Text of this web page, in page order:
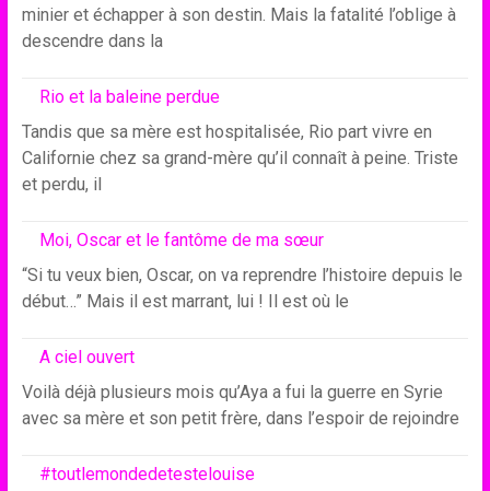
minier et échapper à son destin. Mais la fatalité l’oblige à
descendre dans la
Rio et la baleine perdue
Tandis que sa mère est hospitalisée, Rio part vivre en
Californie chez sa grand-mère qu’il connaît à peine. Triste
et perdu, il
Moi, Oscar et le fantôme de ma sœur
“Si tu veux bien, Oscar, on va reprendre l’histoire depuis le
début…” Mais il est marrant, lui ! Il est où le
A ciel ouvert
Voilà déjà plusieurs mois qu’Aya a fui la guerre en Syrie
avec sa mère et son petit frère, dans l’espoir de rejoindre
#toutlemondedetestelouise